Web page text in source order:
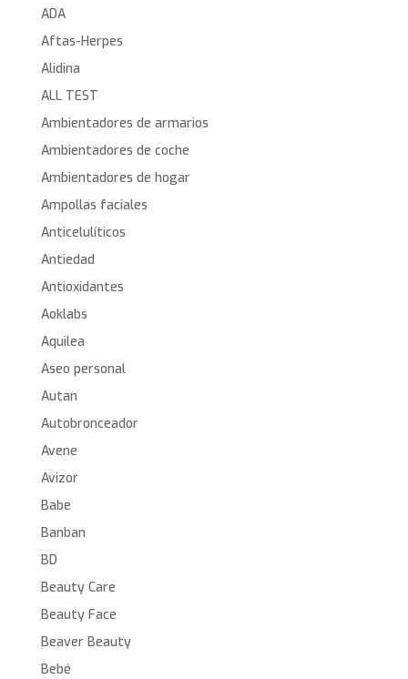
ADA
Aftas-Herpes
Alidina
ALL TEST
Ambientadores de armarios
Ambientadores de coche
Ambientadores de hogar
Ampollas faciales
Anticelulíticos
Antiedad
Antioxidantes
Aoklabs
Aquilea
Aseo personal
Autan
Autobronceador
Avene
Avizor
Babe
Banban
BD
Beauty Care
Beauty Face
Beaver Beauty
Bebé